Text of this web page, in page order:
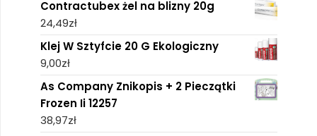
Contractubex żel na blizny 20g
24,49zł
Klej W Sztyfcie 20 G Ekologiczny
9,00zł
As Company Znikopis + 2 Pieczątki
Frozen Ii 12257
38,97zł